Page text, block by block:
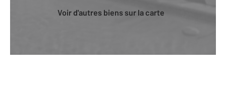
Voir d'autres biens sur la carte